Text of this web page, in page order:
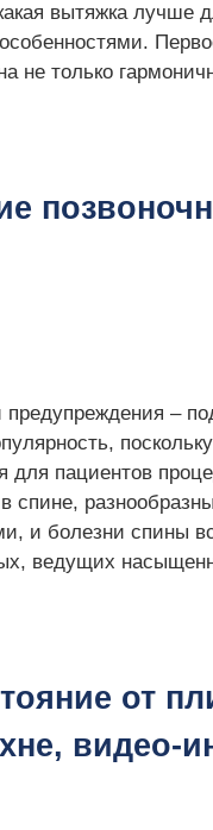
вытяжка лучше
не только
–
для пациентов
и болезни спины
ведущих
от
видео-